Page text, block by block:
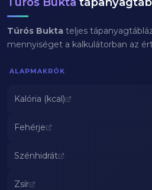
Túrós Bukta teljes
mennyiséget a kalkulátorban az
ALAPMAKRÓK
Kalória (kcal)
Fehérje
Szénhidrát
Zsír